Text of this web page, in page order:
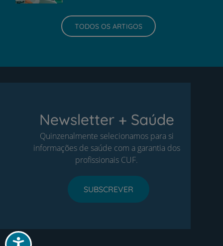
Acessibilidade
TODOS OS ARTIGOS
Newsletter + Saúde
Quinzenalmente selecionamos para si
informações de saúde com a garantia dos
profissionais CUF.
SUBSCREVER